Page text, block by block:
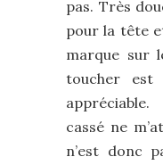
pas. Très
pour la tête
marque sur
toucher est
cassé ne
n’est donc